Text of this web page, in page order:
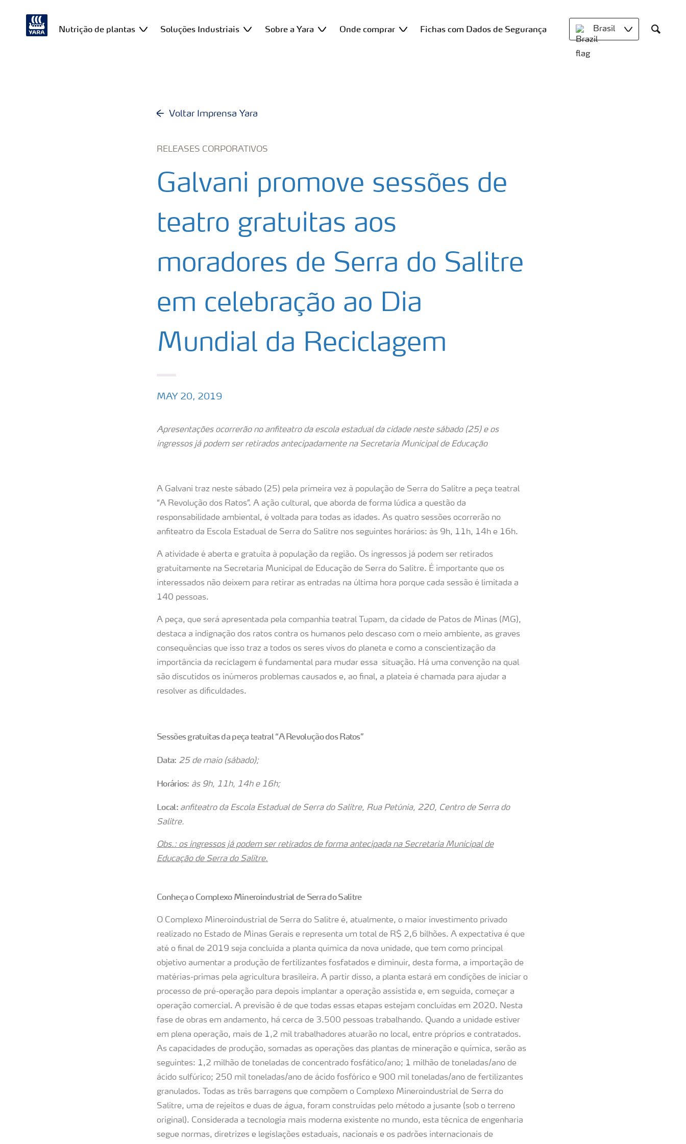
Nutrição de plantas Soluções Industriais Sobre a Yara Onde comprar Fichas com Dados de Segurança Brasil
Search
Voltar Imprensa Yara
RELEASES CORPORATIVOS
Galvani promove sessões de
teatro gratuitas aos
moradores de Serra do Salitre
em celebração ao Dia
Mundial da Reciclagem
MAY 20, 2019
Apresentações ocorrerão no anfiteatro da escola estadual da cidade neste sábado (25) e os
ingressos já podem ser retirados antecipadamente na Secretaria Municipal de Educação
A Galvani traz neste sábado (25) pela primeira vez à população de Serra do Salitre a peça teatral
“A Revolução dos Ratos”. A ação cultural, que aborda de forma lúdica a questão da
responsabilidade ambiental, é voltada para todas as idades. As quatro sessões ocorrerão no
anfiteatro da Escola Estadual de Serra do Salitre nos seguintes horários: às 9h, 11h, 14h e 16h.
A atividade é aberta e gratuita à população da região. Os ingressos já podem ser retirados
gratuitamente na Secretaria Municipal de Educação de Serra do Salitre. É importante que os
interessados não deixem para retirar as entradas na última hora porque cada sessão é limitada a
140 pessoas.
A peça, que será apresentada pela companhia teatral Tupam, da cidade de Patos de Minas (MG),
destaca a indignação dos ratos contra os humanos pelo descaso com o meio ambiente, as graves
consequências que isso traz a todos os seres vivos do planeta e como a conscientização da
importância da reciclagem é fundamental para mudar essa situação. Há uma convenção na qual
são discutidos os inúmeros problemas causados e, ao final, a plateia é chamada para ajudar a
resolver as dificuldades.
Sessões gratuitas da peça teatral “A Revolução dos Ratos”
Data: 25 de maio (sábado);
Horários: às 9h, 11h, 14h e 16h;
Local: anfiteatro da Escola Estadual de Serra do Salitre, Rua Petúnia, 220, Centro de Serra do
Salitre.
Obs.: os ingressos já podem ser retirados de forma antecipada na Secretaria Municipal de
Educação de Serra do Salitre.
Conheça o Complexo Mineroindustrial de Serra do Salitre
O Complexo Mineroindustrial de Serra do Salitre é, atualmente, o maior investimento privado
realizado no Estado de Minas Gerais e representa um total de R$ 2,6 bilhões. A expectativa é que
até o final de 2019 seja concluída a planta química da nova unidade, que tem como principal
objetivo aumentar a produção de fertilizantes fosfatados e diminuir, desta forma, a importação de
matérias-primas pela agricultura brasileira. A partir disso, a planta estará em condições de iniciar o
processo de pré-operação para depois implantar a operação assistida e, em seguida, começar a
operação comercial. A previsão é de que todas essas etapas estejam concluídas em 2020. Nesta
fase de obras em andamento, há cerca de 3.500 pessoas trabalhando. Quando a unidade estiver
em plena operação, mais de 1,2 mil trabalhadores atuarão no local, entre próprios e contratados.
As capacidades de produção, somadas as operações das plantas de mineração e química, serão as
seguintes: 1,2 milhão de toneladas de concentrado fosfático/ano; 1 milhão de toneladas/ano de
ácido sulfúrico; 250 mil toneladas/ano de ácido fosfórico e 900 mil toneladas/ano de fertilizantes
granulados. Todas as três barragens que compõem o Complexo Mineroindustrial de Serra do
Salitre, uma de rejeitos e duas de água, foram construídas pelo método a jusante (sob o terreno
original). Considerada a tecnologia mais moderna existente no mundo, esta técnica de engenharia
segue normas, diretrizes e legislações estaduais, nacionais e os padrões internacionais de